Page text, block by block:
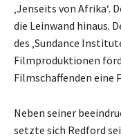
‚Jenseits von Afrika‘.
die Leinwand hinaus.
des ‚Sundance
Filmproduktionen
Filmschaffenden
Neben seiner
setzte sich Redford